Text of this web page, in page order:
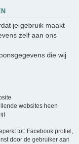
je gebruik maakt
zelf aan ons
die wij
websites heen
tot: Facebook profiel,
door de gebruiker aan